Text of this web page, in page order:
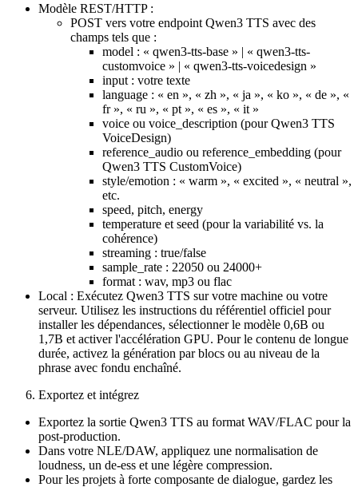
Modèle REST/HTTP :
POST vers votre endpoint Qwen3 TTS avec des
champs tels que :
model : « qwen3-tts-base » | « qwen3-tts-
customvoice » | « qwen3-tts-voicedesign »
input : votre texte
language : « en », « zh », « ja », « ko », « de », «
fr », « ru », « pt », « es », « it »
voice ou voice_description (pour Qwen3 TTS
VoiceDesign)
reference_audio ou reference_embedding (pour
Qwen3 TTS CustomVoice)
style/emotion : « warm », « excited », « neutral »,
etc.
speed, pitch, energy
temperature et seed (pour la variabilité vs. la
cohérence)
streaming : true/false
sample_rate : 22050 ou 24000+
format : wav, mp3 ou flac
Local : Exécutez Qwen3 TTS sur votre machine ou votre
serveur. Utilisez les instructions du référentiel officiel pour
installer les dépendances, sélectionner le modèle 0,6B ou
1,7B et activer l'accélération GPU. Pour le contenu de longue
durée, activez la génération par blocs ou au niveau de la
phrase avec fondu enchaîné.
Exportez et intégrez
Exportez la sortie Qwen3 TTS au format WAV/FLAC pour la
post-production.
Dans votre NLE/DAW, appliquez une normalisation de
loudness, un de-ess et une légère compression.
Pour les projets à forte composante de dialogue, gardez les